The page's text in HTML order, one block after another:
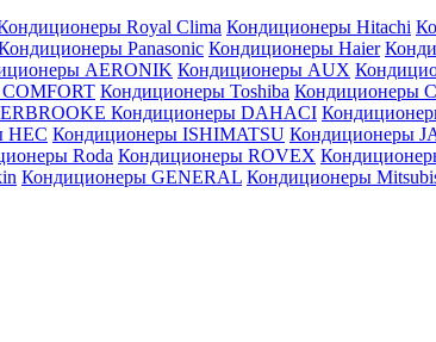
Royal Clima Кондиционеры Hitachi
Panasonic Кондиционеры Haier
AERONIK Кондиционеры AUX
Кондиционеры Toshiba Кондиционеры
Кондиционеры DAHACI
HEC Кондиционеры ISHIMATSU Кондиционеры
Roda Кондиционеры ROVEX
Кондиционеры GENERAL Кондиционеры